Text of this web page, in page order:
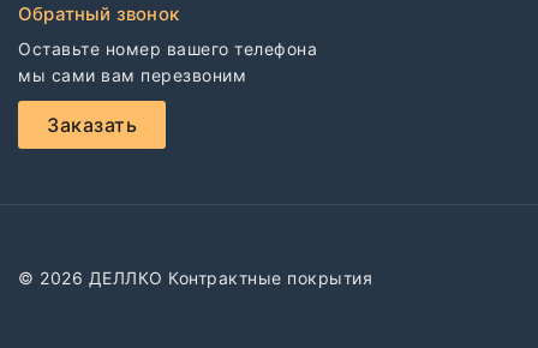
Обратный звонок
Оставьте номер вашего телефона
мы сами вам перезвоним
Заказать
© 2026 ДЕЛЛКО Контрактные покрытия